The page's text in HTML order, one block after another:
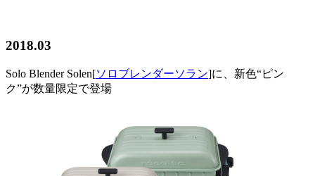
2018.03
Solo Blender Solen[ソロブレンダーソラン]に、新色“ピン
ク”が数量限定で登場